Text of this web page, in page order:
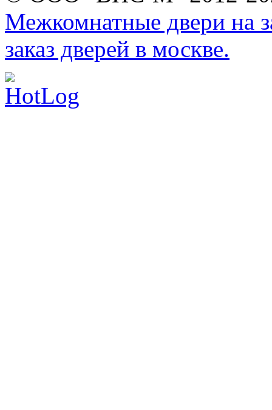
Межкомнатные двери на
заказ дверей в москве.